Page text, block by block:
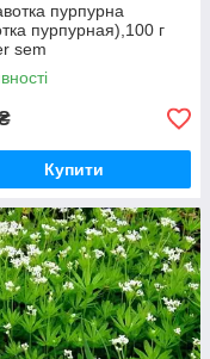
пурпурна
пурпурная),100 г
sem
Купити